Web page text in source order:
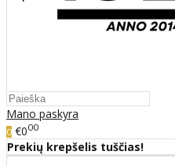
Mano paskyra
0 €000
Prekių krepšelis tuščias!